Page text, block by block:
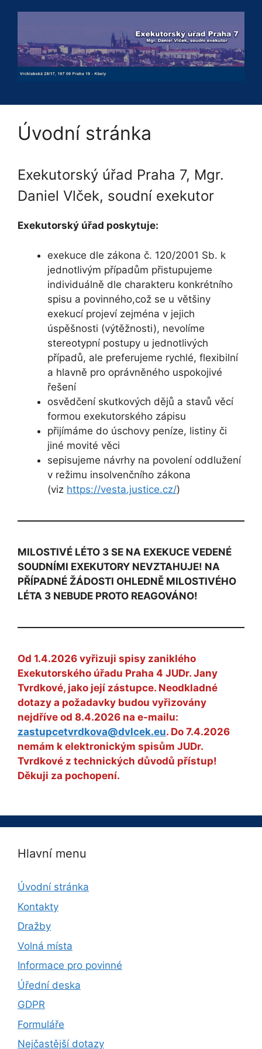
Úvodní stránka
Exekutorský úřad Praha 7, Mgr.
Daniel Vlček, soudní exekutor
Exekutorský úřad poskytuje:
exekuce dle zákona č. 120/2001 Sb. k
jednotlivým případům přistupujeme
individuálně dle charakteru konkrétního
spisu a povinného,což se u většiny
exekucí projeví zejména v jejich
úspěšnosti (výtěžnosti), nevolíme
stereotypní postupy u jednotlivých
případů, ale preferujeme rychlé, flexibilní
a hlavně pro oprávněného uspokojivé
řešení
osvědčení skutkových dějů a stavů věcí
formou exekutorského zápisu
přijímáme do úschovy peníze, listiny či
jiné movité věci
sepisujeme návrhy na povolení oddlužení
v režimu insolvenčního zákona
(viz https://vesta.justice.cz/)
MILOSTIVÉ LÉTO 3 SE NA EXEKUCE VEDENÉ
SOUDNÍMI EXEKUTORY NEVZTAHUJE! NA
PŘÍPADNÉ ŽÁDOSTI OHLEDNĚ MILOSTIVÉHO
LÉTA 3 NEBUDE PROTO REAGOVÁNO!
Od 1.4.2026 vyřizuji spisy zaniklého
Exekutorského úřadu Praha 4 JUDr. Jany
Tvrdkové, jako její zástupce. Neodkladné
dotazy a požadavky budou vyřizovány
nejdříve od 8.4.2026 na e-mailu:
zastupcetvrdkova@dvlcek.eu. Do 7.4.2026
nemám k elektronickým spisům JUDr.
Tvrdkové z technických důvodů přístup!
Děkuji za pochopení.
Hlavní menu
Úvodní stránka
Kontakty
Dražby
Volná místa
Informace pro povinné
Úřední deska
GDPR
Formuláře
Nejčastější dotazy